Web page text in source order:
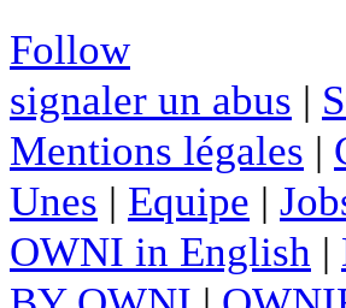
Follow
signaler un abus |
Mentions légales |
Unes | Equipe |
OWNI in English |